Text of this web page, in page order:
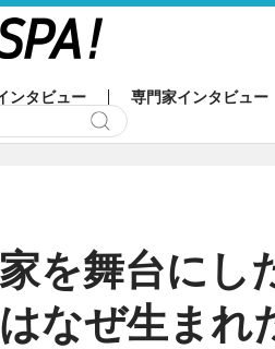
ンタビュー 専門家インタビュー
を舞台にし
なぜ生まれ